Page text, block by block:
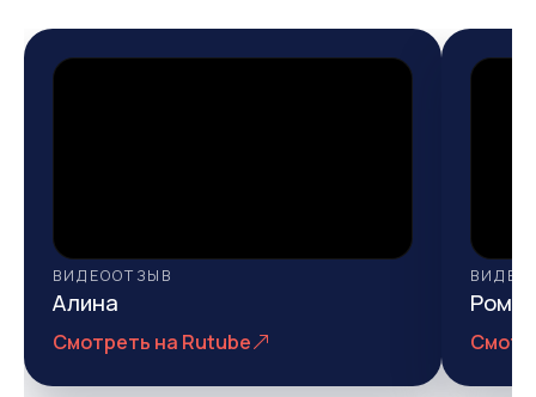
ВИДЕООТЗЫВ
Алина
Смотреть на Rutube